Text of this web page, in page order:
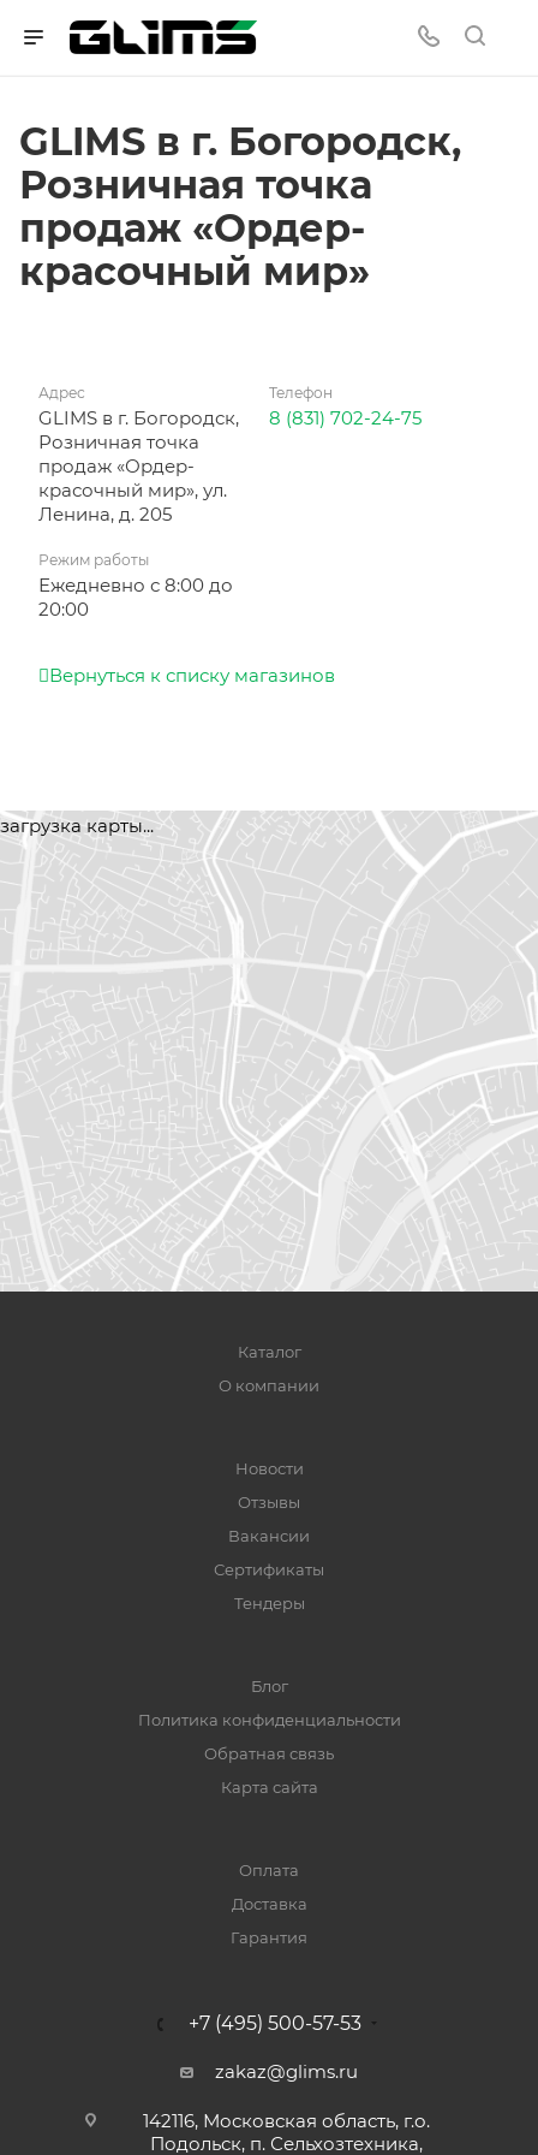
GLIMS в г. Богородск,
Розничная точка
продаж «Ордер-
красочный мир»
Адрес
GLIMS в г. Богородск,
Розничная точка
продаж «Ордер-
красочный мир», ул.
Ленина, д. 205
Телефон
8 (831) 702-24-75
Режим работы
Ежедневно с 8:00 до
20:00
Вернуться к списку магазинов
загрузка карты...
Каталог
О компании
Новости
Отзывы
Вакансии
Сертификаты
Тендеры
Блог
Политика конфиденциальности
Обратная связь
Карта сайта
Оплата
Доставка
Гарантия
+7 (495) 500-57-53
zakaz@glims.ru
142116, Московская область, г.о.
Подольск, п. Сельхозтехника,